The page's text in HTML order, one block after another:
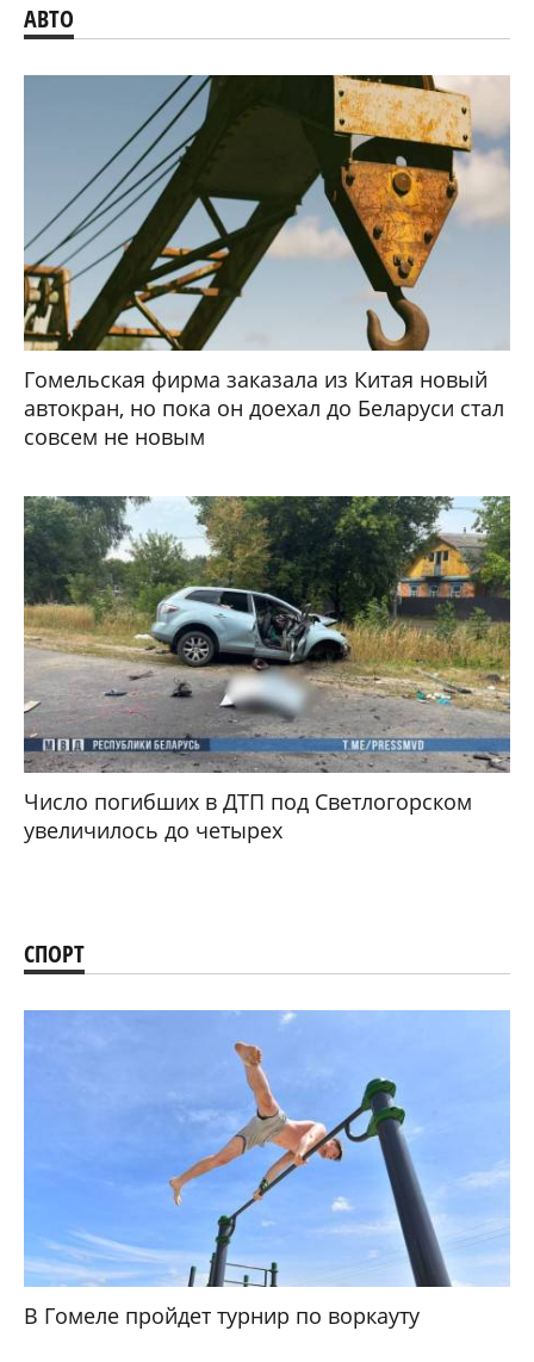
АВТО
Гомельская фирма заказала из Китая новый
автокран, но пока он доехал до Беларуси стал
совсем не новым
Число погибших в ДТП под Светлогорском
увеличилось до четырех
СПОРТ
В Гомеле пройдет турнир по воркауту